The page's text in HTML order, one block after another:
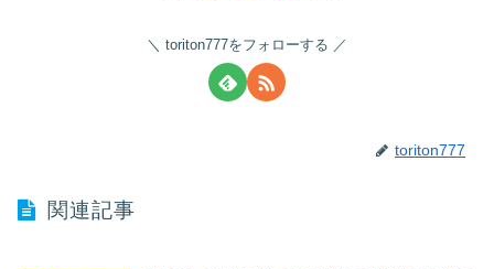
toriton777をフォローする
toriton777
関連記事